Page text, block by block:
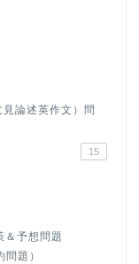
論述英作文）問
15
＆予想問題
題）